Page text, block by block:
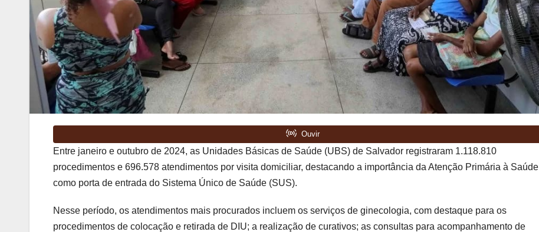
Entre janeiro e outubro de 2024, as Unidades Básicas de Saúde (UBS) de Salvador registraram 1.118.810
procedimentos e 696.578 atendimentos por visita domiciliar, destacando a importância da Atenção Primária à Saúde
como porta de entrada do Sistema Único de Saúde (SUS).
Nesse período, os atendimentos mais procurados incluem os serviços de ginecologia, com destaque para os
procedimentos de colocação e retirada de DIU; a realização de curativos; as consultas para acompanhamento de